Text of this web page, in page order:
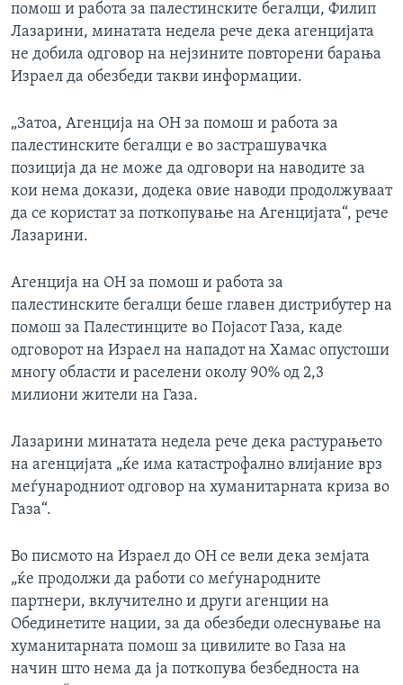
помош и работа за палестинските бегалци, Филип
Лазарини, минатата недела рече дека агенцијата
не добила одговор на нејзините повторени барања
Израел да обезбеди такви информации.
„Затоа, Агенција на ОН за помош и работа за
палестинските бегалци е во застрашувачка
позиција да не може да одговори на наводите за
кои нема докази, додека овие наводи продолжуваат
да се користат за поткопување на Агенцијата“, рече
Лазарини.
Агенција на ОН за помош и работа за
палестинските бегалци беше главен дистрибутер на
помош за Палестинците во Појасот Газа, каде
одговорот на Израел на нападот на Хамас опустоши
многу области и раселени околу 90% од 2,3
милиони жители на Газа.
Лазарини минатата недела рече дека растурањето
на агенцијата „ќе има катастрофално влијание врз
меѓународниот одговор на хуманитарната криза во
Газа“.
Во писмото на Израел до ОН се вели дека земјата
„ќе продолжи да работи со меѓународните
партнери, вклучително и други агенции на
Обединетите нации, за да обезбеди олеснување на
хуманитарната помош за цивилите во Газа на
начин што нема да ја поткопува безбедноста на